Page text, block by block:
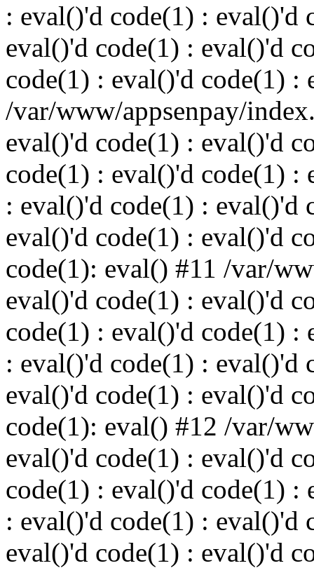
: eval()'d code(1) : eval()'d
eval()'d code(1) : eval()'d
code(1) : eval()'d code(1) :
/var/www/appsenpay/
eval()'d code(1) : eval()'d
code(1) : eval()'d code(1) :
: eval()'d code(1) : eval()'d
eval()'d code(1) : eval()'d
code(1): eval() #11 /var/
eval()'d code(1) : eval()'d
code(1) : eval()'d code(1) :
: eval()'d code(1) : eval()'d
eval()'d code(1) : eval()'d
code(1): eval() #12 /var/
eval()'d code(1) : eval()'d
code(1) : eval()'d code(1) :
: eval()'d code(1) : eval()'d
eval()'d code(1) : eval()'d